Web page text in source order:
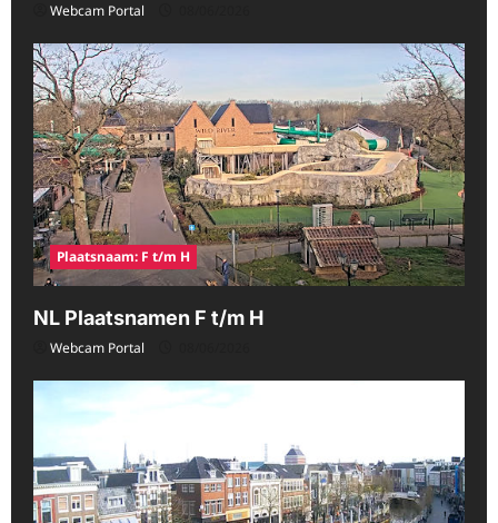
Webcam Portal
Plaatsnaam: F t/m H
NL Plaatsnamen F t/m H
Webcam Portal